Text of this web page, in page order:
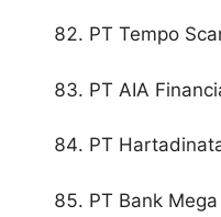
PT Tempo
PT AIA
PT
PT Bank